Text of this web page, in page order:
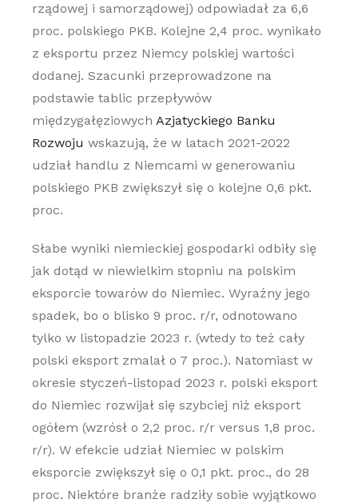
rządowej i samorządowej) odpowiadał za 6,6
proc. polskiego PKB. Kolejne 2,4 proc. wynikało
z eksportu przez Niemcy polskiej wartości
dodanej. Szacunki przeprowadzone na
podstawie tablic przepływów
międzygałęziowych Azjatyckiego Banku
Rozwoju wskazują, że w latach 2021-2022
udział handlu z Niemcami w generowaniu
polskiego PKB zwiększył się o kolejne 0,6 pkt.
proc.
Słabe wyniki niemieckiej gospodarki odbiły się
jak dotąd w niewielkim stopniu na polskim
eksporcie towarów do Niemiec. Wyraźny jego
spadek, bo o blisko 9 proc. r/r, odnotowano
tylko w listopadzie 2023 r. (wtedy to też cały
polski eksport zmalał o 7 proc.). Natomiast w
okresie styczeń-listopad 2023 r. polski eksport
do Niemiec rozwijał się szybciej niż eksport
ogółem (wzrósł o 2,2 proc. r/r versus 1,8 proc.
r/r). W efekcie udział Niemiec w polskim
eksporcie zwiększył się o 0,1 pkt. proc., do 28
proc. Niektóre branże radziły sobie wyjątkowo